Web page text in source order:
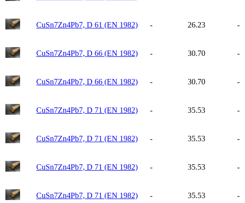
CuSn7Zn4Pb7, D 61 (EN 1982) - 26.23 -
CuSn7Zn4Pb7, D 66 (EN 1982) - 30.70 -
CuSn7Zn4Pb7, D 66 (EN 1982) - 30.70 -
CuSn7Zn4Pb7, D 71 (EN 1982) - 35.53 -
CuSn7Zn4Pb7, D 71 (EN 1982) - 35.53 -
CuSn7Zn4Pb7, D 71 (EN 1982) - 35.53 -
CuSn7Zn4Pb7, D 71 (EN 1982) - 35.53 -